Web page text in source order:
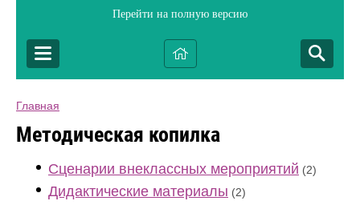
Перейти на полную версию
Главная
Методическая копилка
Сценарии внеклассных мероприятий (2)
Дидактические материалы (2)